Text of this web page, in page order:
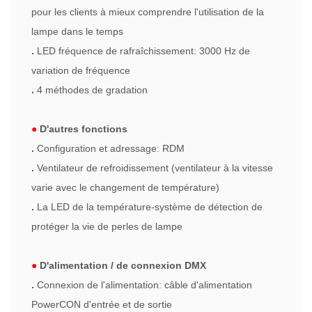
pour les clients à mieux comprendre l'utilisation de la
lampe dans le temps
. LED fréquence de rafraîchissement: 3000 Hz de
variation de fréquence
. 4 méthodes de gradation
● D'autres fonctions
. Configuration et adressage: RDM
. Ventilateur de refroidissement (ventilateur à la vitesse
varie avec le changement de température)
. La LED de la température-système de détection de
protéger la vie de perles de lampe
● D'alimentation / de connexion DMX
. Connexion de l'alimentation: câble d'alimentation
PowerCON d'entrée et de sortie